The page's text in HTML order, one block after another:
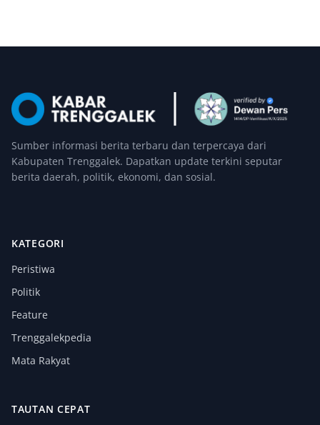
Sumber informasi berita terbaru dan terpercaya dari
Kabupaten Trenggalek. Dapatkan update terkini seputar
berita daerah, politik, ekonomi, dan sosial.
KATEGORI
Peristiwa
Politik
Feature
Trenggalekpedia
Mata Rakyat
TAUTAN CEPAT